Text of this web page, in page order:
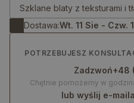
Szklane blaty z teksturami i
Dostawa:Wt. 11 Sie - Czw.
POTRZEBUJESZ
Zadzwoń+48
Chętnie pomożemy w
lub wyślij e-